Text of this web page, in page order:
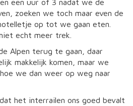
een uur of 3 nadat we de
zoeken we toch maar even de
op tot we gaan eten.
echt meer trek.
Alpen terug te gaan, daar
makkelijk komen, maar we
we dan weer op weg naar
het interrailen ons goed bevalt